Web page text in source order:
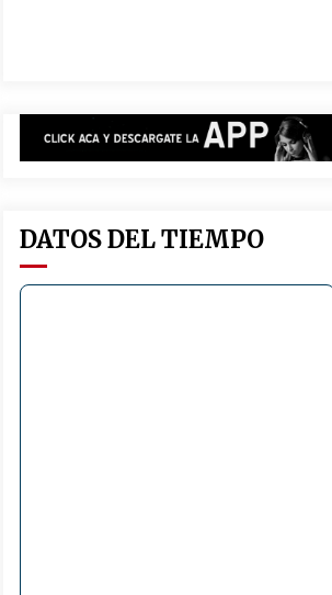
La Municipalidad de San Guillermo
realizó una nueva entrega del
DATOS DEL TIEMPO